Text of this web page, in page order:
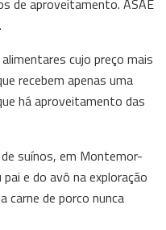
cujo preço mais
recebem apenas uma
há aproveitamento das
suínos, em Montemor-
e do avô na exploração
carne de porco nunca